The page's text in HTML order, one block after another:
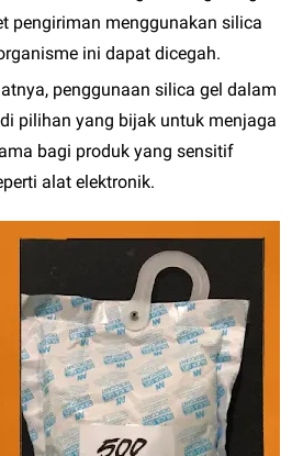
pengiriman menggunakan silica
ini dapat dicegah.
penggunaan silica gel dalam
pilihan yang bijak untuk menjaga
bagi produk yang sensitif
alat elektronik.